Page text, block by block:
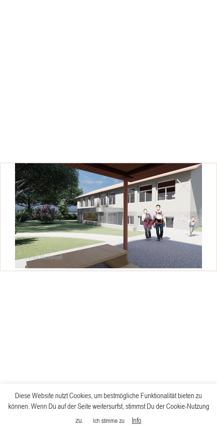
Mensa Mackenzell
Diese Website nutzt Cookies, um bestmögliche Funktionalität bieten zu
können. Wenn Du auf der Seite weitersurfst, stimmst Du der Cookie-Nutzung
zu.
Ich stimme zu Info